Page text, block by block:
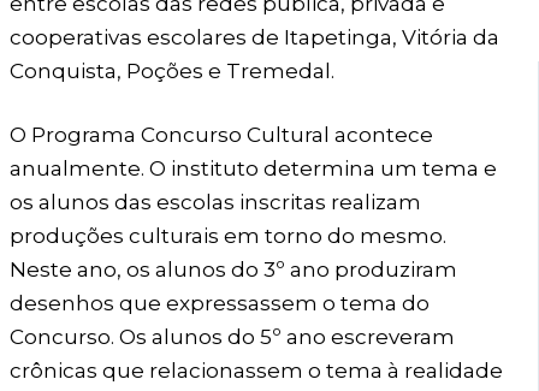
cooperativas escolares de Itapetinga, Vitória da
Conquista, Poções e Tremedal.
O Programa Concurso Cultural acontece
anualmente. O instituto determina um tema e
os alunos das escolas inscritas realizam
produções culturais em torno do mesmo.
Neste ano, os alunos do 3º ano produziram
desenhos que expressassem o tema do
Concurso. Os alunos do 5º ano escreveram
crônicas que relacionassem o tema à realidade